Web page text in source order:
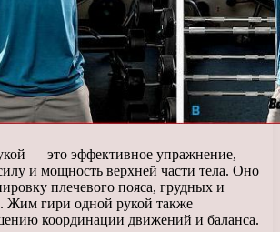
— это эффективное упражнение,
и мощность верхней части тела. Оно
плечевого пояса, грудных и
Жим гири одной рукой также
координации движений и баланса.